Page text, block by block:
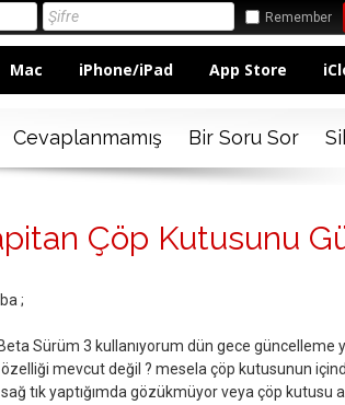
Remember
Mac iPhone/iPad App Store
Cevaplanmamış Bir Soru Sor
Çöp Kutusunu
;
Sürüm 3 kullanıyorum dün gece güncelleme
mevcut değil ? mesela çöp kutusunun
tık yaptığımda gözükmüyor veya çöp kutusu